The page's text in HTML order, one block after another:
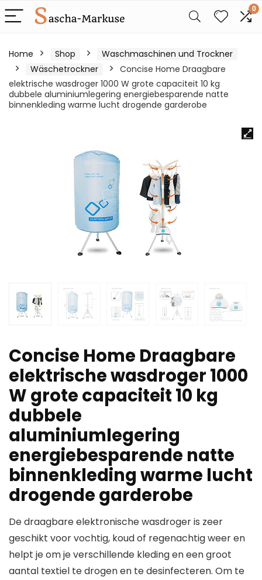
0
Home Shop
Waschmaschinen und Trockner
Wäschetrockner
Concise Home Draagbare
elektrische wasdroger 1000 W grote capaciteit 10 kg
dubbele aluminiumlegering energiebesparende natte
binnenkleding warme lucht drogende garderobe
Concise Home Draagbare
elektrische wasdroger 1000
W grote capaciteit 10 kg
dubbele
aluminiumlegering
energiebesparende natte
binnenkleding warme lucht
drogende garderobe
De draagbare elektronische wasdroger is zeer
geschikt voor vochtig, koud of regenachtig weer en
helpt je om je verschillende kleding en een groot
aantal textiel te drogen en te desinfecteren. Om te